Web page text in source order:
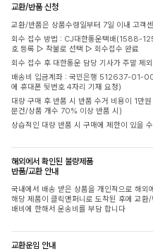
교환/반품 신청
교환/반품은 상품수령일부터 7일 이내 고객
회수 접수 방법 : CJ대한통운택배(1588-
호 등록 ▷ 착불로 선택 ▷ 회수접수 완료
회수 접수 후 대한통운 담당 기사가 주말 제
배송비 입금계좌 : 국민은행 512637-01-
에 휴대폰 뒷번호 4자리 기재 요청)
대량 구매 후 반품 시 반품 수거 비용이 1만
문건/상품 개수 70% 이상 반품 시)
상습적인 대량 반품 시 구매에 제한이 있을
해외에서 확인된 불량제품
반품/교환 안내
국내에서 배송 받은 상품을 개인적으로 해외
해당 제품이 클릭앤퍼니로 도착된 후에 교
배비에 한해서 운송비를 부담 합니다
교환운임 안내